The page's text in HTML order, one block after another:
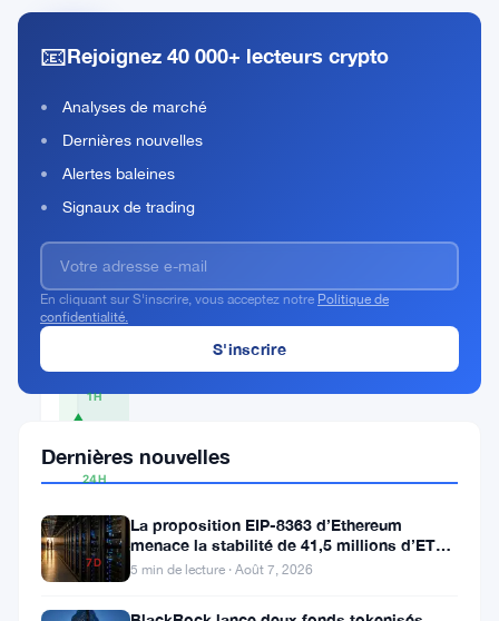
Lumera
#351
PRIX
ACTUEL
1H
▲
24H
0.79%
7D
▼
3.09%
📧Rejoignez 40 000+ lecteurs crypto
Analyses de marché
Dernières nouvelles
Alertes baleines
Signaux de trading
En cliquant sur S'inscrire, vous acceptez notre Politique de
confidentialité.
Dernières nouvelles
La proposition EIP-8363 d’Ethereum
menace la stabilité de 41,5 millions d’ETH
stakés et de la DeFi
5 min de lecture · Août 7, 2026